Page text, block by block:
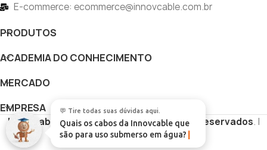
💬 Tire todas suas dúvidas aqui.
Quais os cabos da Innovcable que
são para uso submerso em água?
E-commerce: ecommerce@innovcable.com.br
PRODUTOS
ACADEMIA DO CONHECIMENTO
MERCADO
EMPRESA
Innovcable Copyright Todos os direitos reservados. |
Desenvolvido porVértice Digital